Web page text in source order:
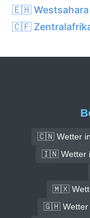
🇪🇭 Westsahara
🇨🇫
🇨🇳 Wetter in
🇮🇳 Wetter
🇲🇽
🇬🇭 Wetter